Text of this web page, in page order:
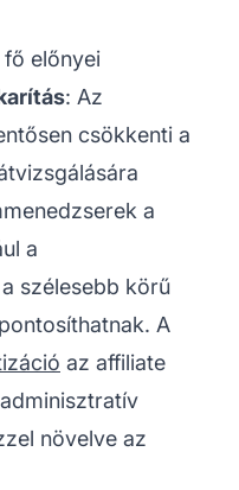
előnyei
: Az
csökkenti a
a
a
szélesebb körű
A
az affiliate
növelve az